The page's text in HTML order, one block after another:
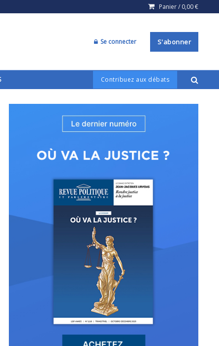
Panier / 0,00€
Se connecter S'abonner
Contribuez aux débats